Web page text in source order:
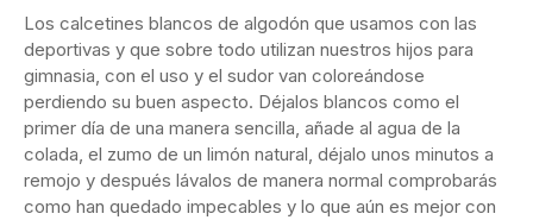
Los calcetines blancos de algodón que usamos con las
deportivas y que sobre todo utilizan nuestros hijos para
gimnasia, con el uso y el sudor van coloreándose
perdiendo su buen aspecto. Déjalos blancos como el
primer día de una manera sencilla, añade al agua de la
colada, el zumo de un limón natural, déjalo unos minutos a
remojo y después lávalos de manera normal comprobarás
como han quedado impecables y lo que aún es mejor con